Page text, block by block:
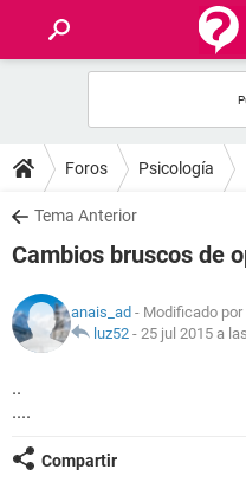
FOROS
SALUD
NUTRICIÓN
BIENESTAR
SEXUALIDAD
Foros Psicología
Tema Anterior
Cambios bruscos de
anais_ad - Modificado
luz52 - 25 jul 2015 a
..
....
Compartir